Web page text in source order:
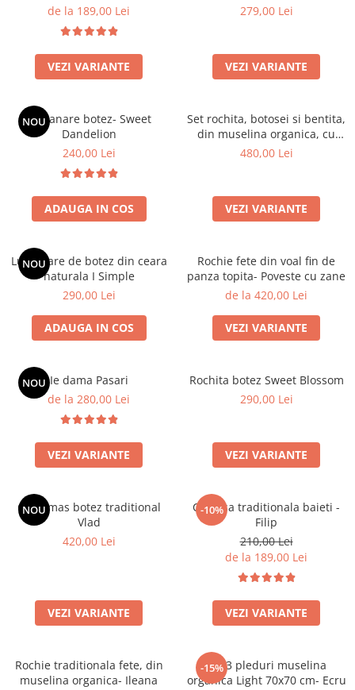
de la 189,00 Lei
VEZI VARIANTE
279,00 Lei
VEZI VARIANTE
NOU
Lumanare botez- Sweet
Dandelion
240,00 Lei
ADAUGA IN COS
Set rochita, botosei si bentita,
din muselina organica, cu
detalii brodate - Lavanda
480,00 Lei
VEZI VARIANTE
NOU
Lumanare de botez din ceara
naturala I Simple
290,00 Lei
ADAUGA IN COS
Rochie fete din voal fin de
panza topita- Poveste cu zane
de la 420,00 Lei
VEZI VARIANTE
NOU Ie dama Pasari
de la 280,00 Lei
VEZI VARIANTE
Rochita botez Sweet Blossom
290,00 Lei
VEZI VARIANTE
NOU
Costumas botez traditional
Vlad
420,00 Lei
VEZI VARIANTE
-10%
Camasa traditionala baieti -
Filip
210,00 Lei
de la 189,00 Lei
VEZI VARIANTE
Rochie traditionala fete, din
muselina organica- Ileana
-15%
Set 3 pleduri muselina
organica Light 70x70 cm- Ecru